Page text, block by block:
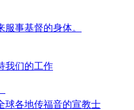
事基督的身体。
我们的工作
球各地传福音的宣教士